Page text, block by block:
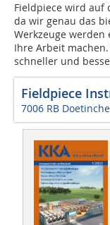
Fieldpiece wird auf
da wir genau das
Werkzeuge
Ihre Arbeit
schneller und
Fieldpiece
7006 RB